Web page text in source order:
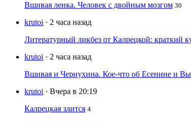
Вшивая ленка. Человек с двойным мозгом 30
krutoi · 2 часа назад
Литературный ликбез от Калрецкой:
krutoi · 2 часа назад
Вшивая и Чернухина. Кое-что об Есенине и
krutoi · Вчера в 20:19
Калрецкая злится 4